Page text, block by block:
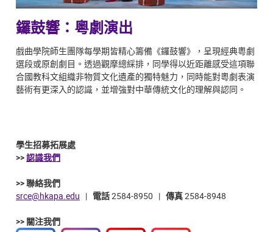
鑼鼓響：粵劇演出
戲曲學院師生團隊每學期皆精心籌備《鑼鼓響》，呈現經典粵劇
選段或原創劇目。透過觀摩總綵排，同學得以近距離感受這項聯
合國教科文組織非物質文化遺產的獨特魅力，同時能對粵劇表演
藝術有更深入的認識，並增強對中華傳統文化的理解與認同。
學生招募拓展處
>>認識我們
>> 聯絡我們
srce@hkapa.edu | 電話2584-8950 | 傳真2584-8948
>> 關注我們